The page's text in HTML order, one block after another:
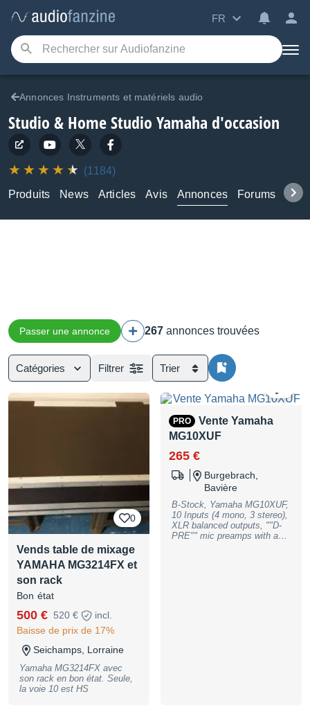
FR
Annonces Instruments et matériels audio
Studio & Home Studio Yamaha d'occasion
(1184)
Produits
News Articles Avis Annonces Forums
Passer une annonce 267 annonces trouvées
Catégories Filtrer Trier
0
Vends table de mixage
YAMAHA MG3214FX et
son rack
Bon état
500 € 520 €
incl.
Baisse de prix de 17%
Seichamps, Lorraine
Yamaha MG3214FX avec
son rack en bon état. Seule,
la voie 10 est HS
PRO
Vente Yamaha
MG10XUF
265 €
Burgebrach,
Bavière
B-Stock, Yamaha MG10XUF,
10 Inputs (4 mono, 3 stereo),
XLR balanced outputs, ""D-
PRE"" mic preamps with an